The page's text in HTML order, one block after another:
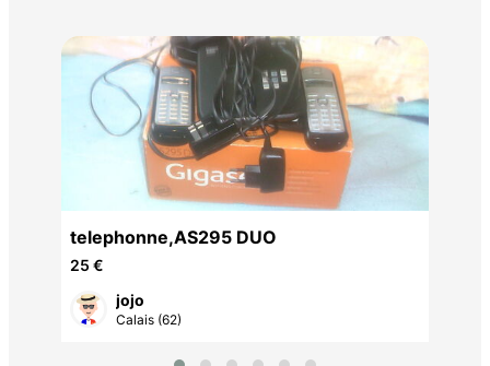
telephonne,AS295 DUO
25 €
jojo
Calais (62)